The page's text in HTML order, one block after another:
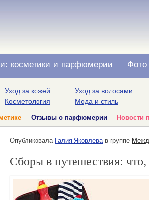
косметики и парфюмерии Фото
Уход за кожей
Косметология
Уход за волосами
Мода и стиль
Отзывы о парфюмерии Новости
Опубликовала Галия Яковлевав группе
Сборы в путешествия: